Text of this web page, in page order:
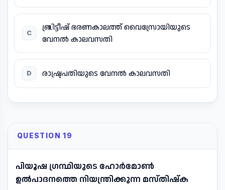
C
ബ്രിട്ടീഷ് ഭരണകാലത്ത് വൈസ്രോയിയുടെ
വേനൽ കാലവസതി
D രാഷ്ട്രപതിയുടെ വേനൽ കാലവസതി
QUESTION 19
പിയൂഷ ഗ്രന്ഥിയുടെ ഹോർമോൺ
ഉൽപാദനത്തെ നിയന്ത്രിക്കുന്ന മസ്തിഷ്ക